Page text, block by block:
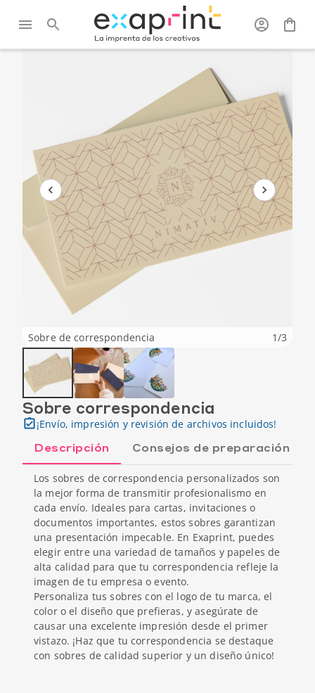
Sobre correspondencia
Sobre de correspondencia 1/3
Sobre correspondencia
¡Envío, impresión y revisión de archivos incluidos!
Descripción Consejos de preparación
Los sobres de correspondencia personalizados son
la mejor forma de transmitir profesionalismo en
cada envío. Ideales para cartas, invitaciones o
documentos importantes, estos sobres garantizan
una presentación impecable. En Exaprint, puedes
elegir entre una variedad de tamaños y papeles de
alta calidad para que tu correspondencia refleje la
imagen de tu empresa o evento.
Personaliza tus sobres con el logo de tu marca, el
color o el diseño que prefieras, y asegúrate de
causar una excelente impresión desde el primer
vistazo. ¡Haz que tu correspondencia se destaque
con sobres de calidad superior y un diseño único!